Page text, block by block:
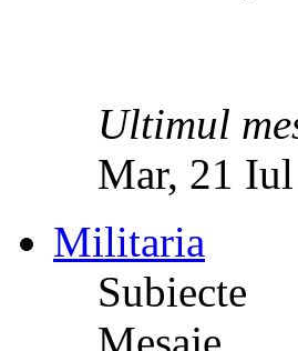
Ultimul
Mar, 21
Militaria
Subiecte